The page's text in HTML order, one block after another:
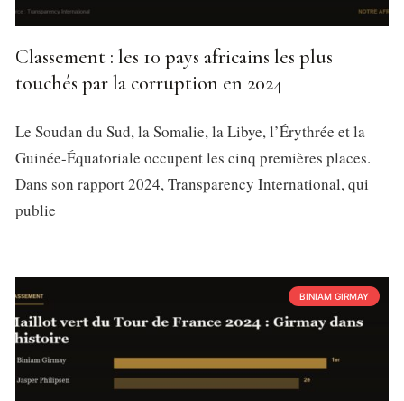
Classement : les 10 pays africains les plus
touchés par la corruption en 2024
Le Soudan du Sud, la Somalie, la Libye, l’Érythrée et la
Guinée-Équatoriale occupent les cinq premières places.
Dans son rapport 2024, Transparency International, qui
publie
BINIAM GIRMAY